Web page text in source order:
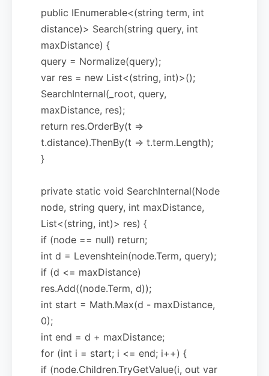
public IEnumerable<(string term, int
distance)> Search(string query, int
maxDistance) {
query = Normalize(query);
var res = new List<(string, int)>();
SearchInternal(_root, query,
maxDistance, res);
return res.OrderBy(t =>
t.distance).ThenBy(t => t.term.Length);
}
private static void SearchInternal(Node
node, string query, int maxDistance,
List<(string, int)> res) {
if (node == null) return;
int d = Levenshtein(node.Term, query);
if (d <= maxDistance)
res.Add((node.Term, d));
int start = Math.Max(d - maxDistance,
0);
int end = d + maxDistance;
for (int i = start; i <= end; i++) {
if (node.Children.TryGetValue(i, out var